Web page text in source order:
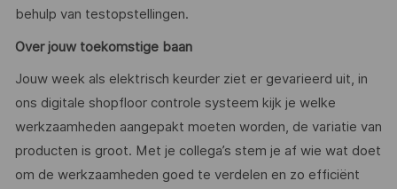
behulp van testopstellingen.
Over jouw toekomstige baan
Jouw week als elektrisch keurder ziet er gevarieerd uit, in
ons digitale shopfloor controle systeem kijk je welke
werkzaamheden aangepakt moeten worden, de variatie van
producten is groot. Met je collega’s stem je af wie wat doet
om de werkzaamheden goed te verdelen en zo efficiënt